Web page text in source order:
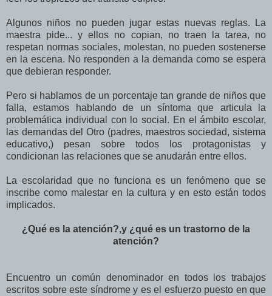
Algunos niños no pueden jugar estas nuevas reglas. La
maestra pide... y ellos no copian, no traen la tarea, no
respetan normas sociales, molestan, no pueden sostenerse
en la escena. No responden a la demanda como se espera
que debieran responder.
Pero si hablamos de un porcentaje tan grande de niños que
falla, estamos hablando de un síntoma que articula la
problemática individual con lo social. En el ámbito escolar,
las demandas del Otro (padres, maestros sociedad, sistema
educativo,) pesan sobre todos los protagonistas y
condicionan las relaciones que se anudarán entre ellos.
La escolaridad que no funciona es un fenómeno que se
inscribe como malestar en la cultura y en esto están todos
implicados.
¿Qué es la atención?,y ¿qué es un trastorno de la
atención?
Encuentro un común denominador en todos los trabajos
escritos sobre este síndrome y es el esfuerzo puesto en que